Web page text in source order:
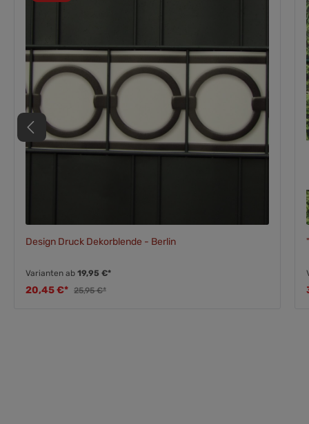
Design Druck Dekorblende - Berlin
Varianten ab19,95 €*
20,45 €* 25,95 €*